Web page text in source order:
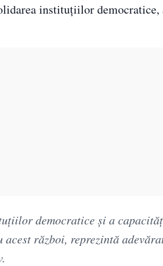
instituțiilor
democratice și a
acest război, reprezintă